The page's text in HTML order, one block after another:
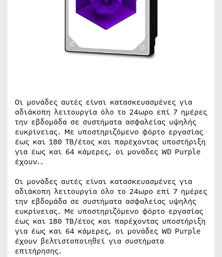
Οι μονάδες αυτές είναι κατασκευασμένες για
αδιάκοπη λειτουργία όλο το 24ωρο επί 7 ημέρες
την εβδομάδα σε συστήματα ασφαλείας υψηλής
ευκρίνειας. Με υποστηριζόμενο φόρτο εργασίας
έως και 180 TB/έτος και παρέχοντας υποστήριξη
για έως και 64 κάμερες, οι μονάδες WD Purple
έχουν..
Οι μονάδες αυτές είναι κατασκευασμένες για
αδιάκοπη λειτουργία όλο το 24ωρο επί 7 ημέρες
την εβδομάδα σε συστήματα ασφαλείας υψηλής
ευκρίνειας. Με υποστηριζόμενο φόρτο εργασίας
έως και 180 TB/έτος και παρέχοντας υποστήριξη
για έως και 64 κάμερες, οι μονάδες WD Purple
έχουν βελτιστοποιηθεί για συστήματα
επιτήρησης.